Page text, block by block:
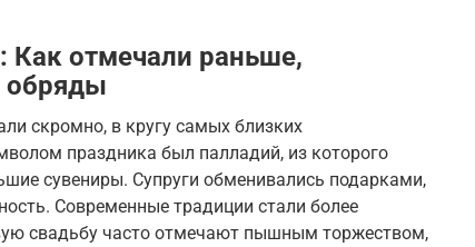
Как отмечали раньше,
обряды
скромно, в кругу самых близких
праздника был палладий, из которого
сувениры. Супруги обменивались подарками,
Современные традиции стали более
свадьбу часто отмечают пышным торжеством,